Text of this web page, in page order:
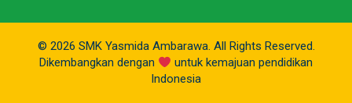
© 2026 SMK Yasmida Ambarawa. All Rights Reserved.
Dikembangkan dengan
untuk kemajuan pendidikan
Indonesia